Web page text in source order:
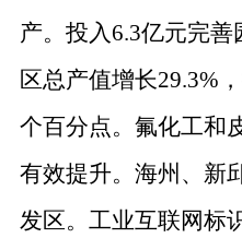
产。投入6.3亿元完善
区总产值增长29.3%
个百分点。氟化工和
有效提升。海州、新
发区。工业互联网标